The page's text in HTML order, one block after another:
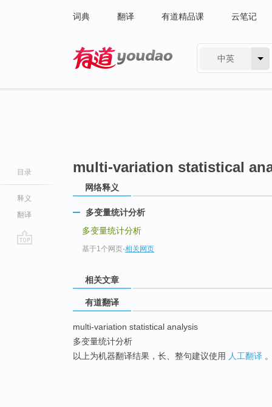
词典 翻译 有道精品课 云笔记
中英
目录
释义
翻译
multi-variation statistical
网络释义
多变量统计分析
多变量统计分析
基于1个网页-相关网页
相关文章
有道翻译
multi-variation statistical analysis
多变量统计分析
以上为机器翻译结果，长、整句建议使用 人工翻译